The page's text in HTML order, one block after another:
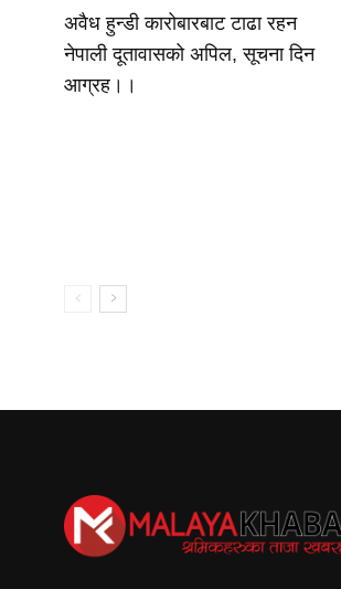
अवैध हुन्डी कारोबारबाट टाढा रहन
नेपाली दूतावासको अपिल, सूचना दिन
आग्रह।।